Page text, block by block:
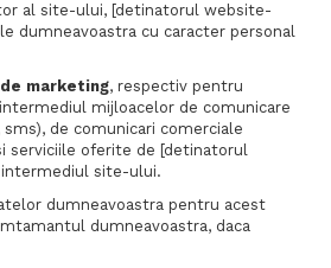
al site-ului, [detinatorul website-
dumneavoastra cu caracter personal
marketing, respectiv pentru
mijloacelor de comunicare
de comunicari comerciale
serviciile oferite de [detinatorul
site-ului.
dumneavoastra pentru acest
dumneavoastra, daca